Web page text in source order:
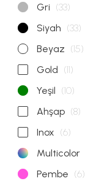
Gri (33)
Siyah (33)
Beyaz (15)
Gold (11)
Yeşil (10)
Ahşap (8)
Inox (6)
Multicolor
Pembe (6)